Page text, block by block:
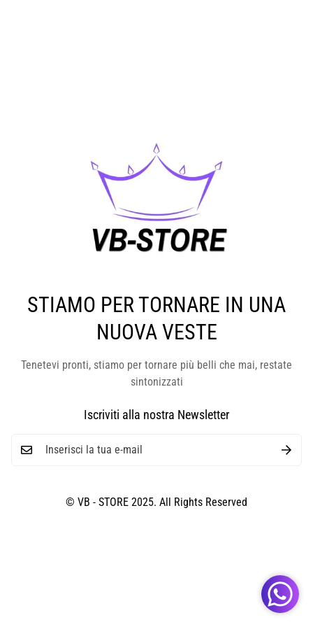
STIAMO PER TORNARE IN UNA
NUOVA VESTE
Tenetevi pronti, stiamo per tornare più belli che mai, restate
sintonizzati
Iscriviti alla nostra Newsletter
© VB - STORE 2025. All Rights Reserved